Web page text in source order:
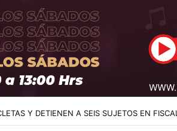
VENTA Y RETIRAN RUCO USADO COMO